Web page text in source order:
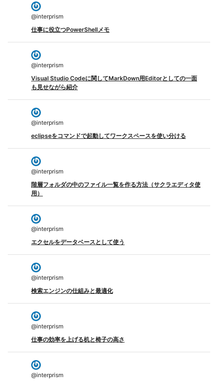
@interprism
仕事に役立つPowerShellメモ
@interprism
Visual Studio Codeに関してMarkDown用Editorとしての一面
も見せながら紹介
@interprism
eclipseをコマンドで起動してワークスペースを使い分ける
@interprism
階層フォルダの中のファイル一覧を作る方法（サクラエディタ使
用）
@interprism
エクセルをデータベースとして使う
@interprism
検索エンジンの仕組みと最適化
@interprism
仕事の効率を上げる机と椅子の高さ
@interprism